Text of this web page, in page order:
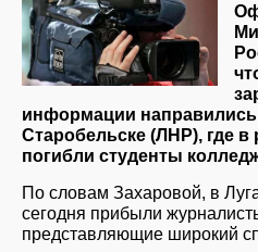
информации направились
Старобельске (ЛНР), где в
погибли студенты
По словам Захаровой, в
сегодня прибыли
представляющие широкий